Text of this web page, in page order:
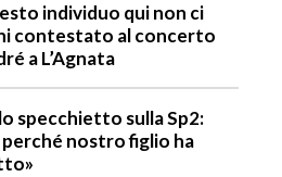
individuo qui non ci
contestato al concerto
a L’Agnata
specchietto sulla Sp2:
nostro figlio ha